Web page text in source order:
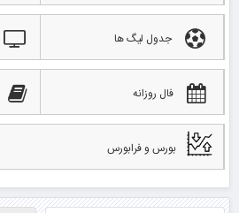
جدول لیگ ها
فال روزانه
بورس و فرابورس